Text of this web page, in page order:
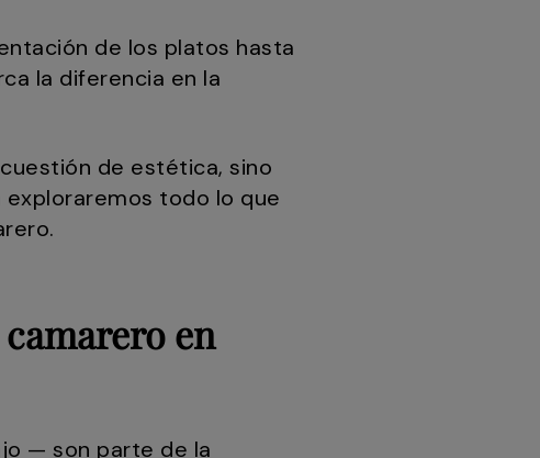
de los platos hasta
la diferencia en la
de estética, sino
todo lo que
en
— son parte de la